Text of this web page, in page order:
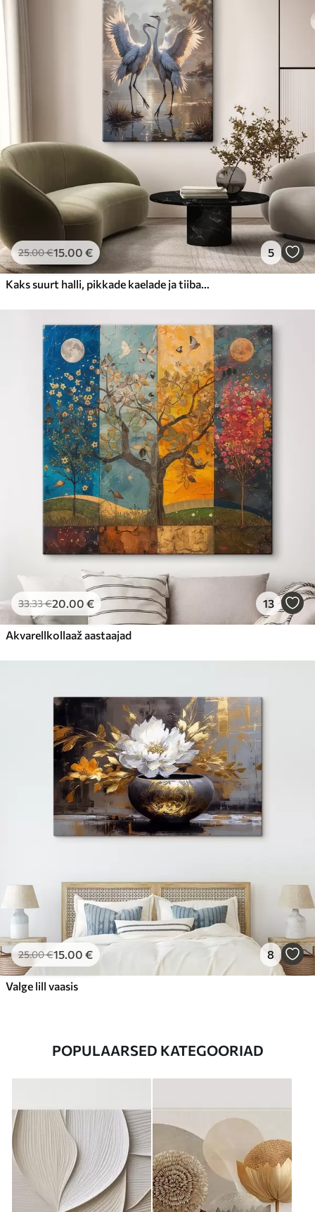
25.00€15.00 € 5
Kaks suurt halli, pikkade kaelade ja tiibadega kraanat, mis seisavad puudest ümbritsetud udujärves
33.33€20.00 € 13
Akvarellkollaaž aastaajad
25.00€15.00 € 8
Valge lill vaasis
POPULAARSED KATEGOORIAD